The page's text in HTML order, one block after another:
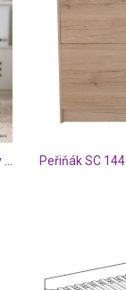
Peřiňák SC 144